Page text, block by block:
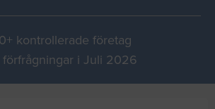
kontrollerade företag
i Juli 2026